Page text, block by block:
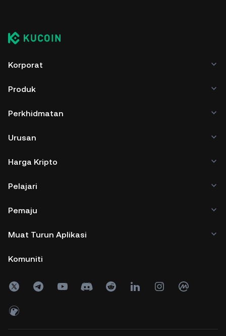
Korporat
Produk
Perkhidmatan
Urusan
Harga Kripto
Pelajari
Pemaju
Muat Turun Aplikasi
Komuniti